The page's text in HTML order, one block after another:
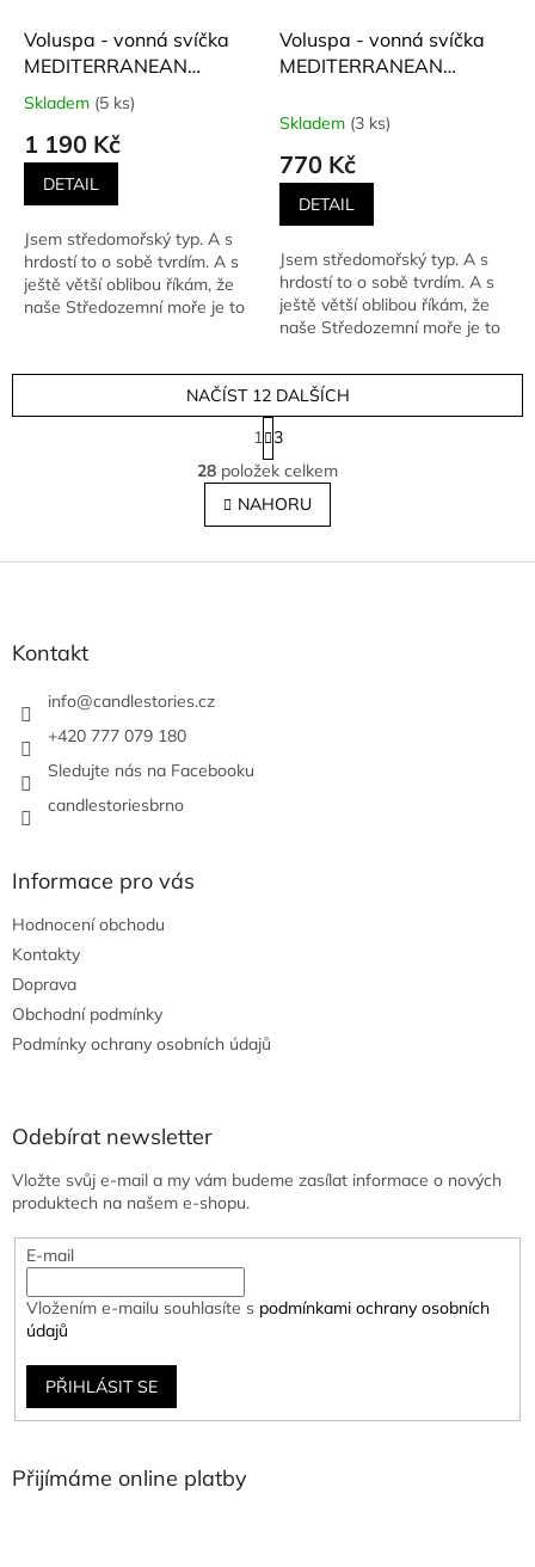
Voluspa - vonná svíčka
MEDITERRANEAN
LEMON (Středomořský
citron) 510 g
Průměrné
produktu
5,0
5
hvězdiček.
Skladem (5 ks)
1 190 Kč
DETAIL
Jsem středomořský typ. A s
hrdostí to o sobě tvrdím. A s
ještě větší oblibou říkám, že
naše Středozemní moře je to
Voluspa - vonná svíčka
MEDITERRANEAN
citron) 156 g
Skladem (3 ks)
770 Kč
DETAIL
Jsem středomořský typ. A s
hrdostí to o sobě tvrdím. A s
ještě větší oblibou říkám, že
naše Středozemní moře je to
O
v
l
á
NAČÍST 12 DALŠÍCH
S
t
r
á
n
k
v
1 3
28 položek celkem
NAHORU
Z
Kontakt
info@candlestories.cz
+420 777 079 180
Sledujte nás na Facebooku
candlestoriesbrno
Informace pro vás
Hodnocení obchodu
Kontakty
Doprava
Obchodní podmínky
Podmínky ochrany osobních údajů
Odebírat newsletter
Vložte svůj e-mail a my vám budeme zasílat informace o nových
produktech na našem e-shopu.
E-mail
Vložením e-mailu souhlasíte s podmínkami ochrany osobních
údajů
PŘIHLÁSIT SE
Přijímáme online platby